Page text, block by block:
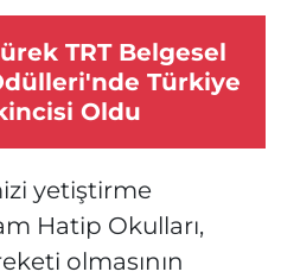
TRT Belgesel
Türkiye
Oldu
yetiştirme
Hatip Okulları,
olmasının